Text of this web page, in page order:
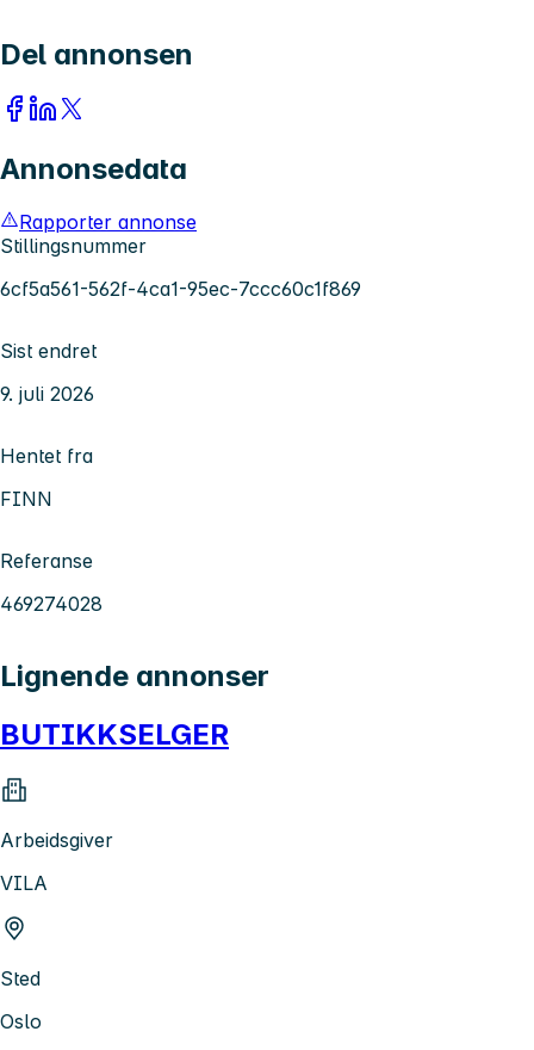
Del annonsen
Annonsedata
Rapporter annonse
Stillingsnummer
6cf5a561-562f-4ca1-95ec-7ccc60c1f869
Sist endret
9. juli 2026
Hentet fra
FINN
Referanse
469274028
Lignende annonser
BUTIKKSELGER
Arbeidsgiver
VILA
Sted
Oslo